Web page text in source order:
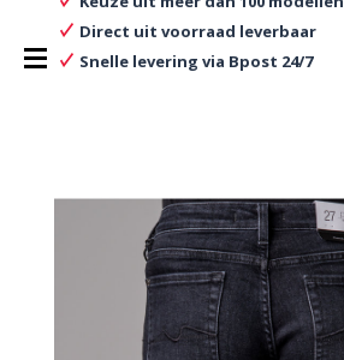
Direct uit voorraad leverbaar
Snelle levering via Bpost 24/7